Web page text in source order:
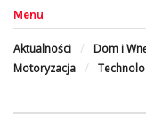
Menu
Aktualności Dom i
Motoryzacja